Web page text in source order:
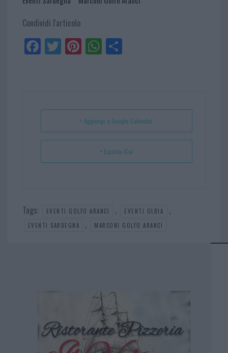
Condividi l'articolo
Fa
ce
Tw
itt
Pi
nt
t
W
ha
p
Sh
+ Aggiungi a Google Calendar
+ Esporta iCal
Tags: EVENTI GOLFO ARANCI , EVENTI OLBIA ,
EVENTI SARDEGNA , MARCONI GOLFO ARANCI